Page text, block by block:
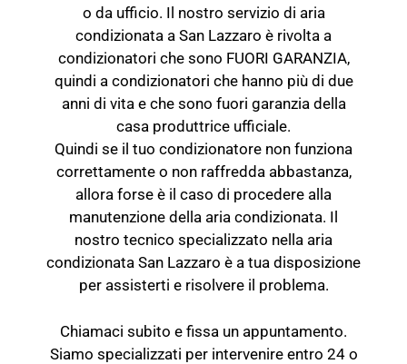
o da ufficio. Il nostro servizio di aria
condizionata a San Lazzaro è rivolta a
condizionatori che sono FUORI GARANZIA,
quindi a condizionatori che hanno più di due
anni di vita e che sono fuori garanzia della
casa produttrice ufficiale.
Quindi se il tuo condizionatore non funziona
correttamente o non raffredda abbastanza,
allora forse è il caso di procedere alla
manutenzione della aria condizionata. Il
nostro tecnico specializzato nella aria
condizionata San Lazzaro è a tua disposizione
per assisterti e risolvere il problema.
Chiamaci subito e fissa un appuntamento.
Siamo specializzati per intervenire entro 24 o